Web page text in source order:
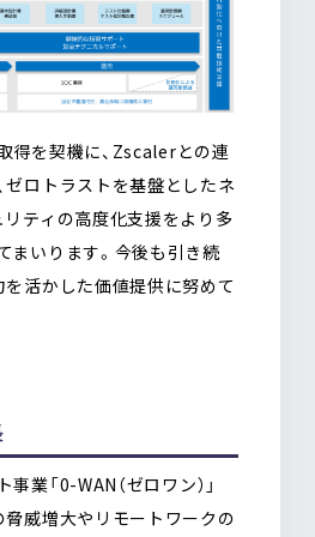
得を契機に、Zscalerとの連
ゼロトラストを基盤としたネ
リティの高度化支援をより多
まいります。今後も引き続
を活かした価値提供に努めて
業「0-WAN（ゼロワン）」
脅威増大やリモートワークの